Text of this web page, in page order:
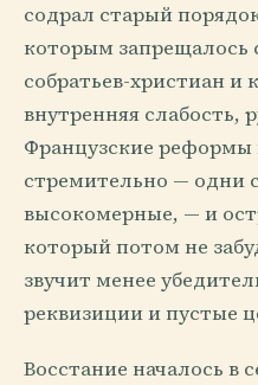
содрал старый
которым запрещалось
собратьев-христиан и
внутренняя слабость,
Французские реформы
стремительно — одни
высокомерные, — и
который потом не
звучит менее
реквизиции и пустые
Восстание началось в